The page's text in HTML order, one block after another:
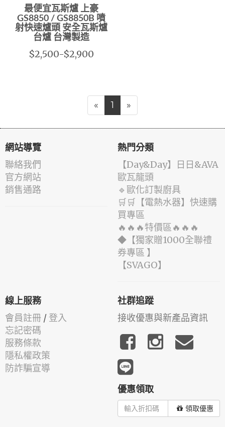
最便宜瓦斯爐 上豪
GS8850 / GS8850B 噴
射快速爐頭 安全瓦斯爐
台爐 台灣製造
$2,500-$2,900
« 1 »
網站導覽
聯絡我們
官方網站
銷售通路
熱門分類
️【Day&Day】️日日&AVA
歐瓦龍頭
🔹歐化訂製廚具
🛒🛒【電熱水器】快速購
買專區
🔥🔥🔥特價區🔥🔥🔥
◆【獨家贈1000全聯禮
券專區 】
️【SVAGO】️
線上服務
會員註冊 / 登入
忘記密碼
服務條款
隱私權政策
防詐騙宣導
社群追蹤
接收優惠與新產品資訊
優惠領取
領取優惠